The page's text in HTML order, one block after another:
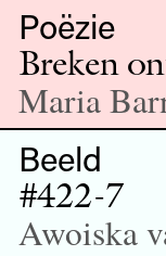
Poëzie
Breken
Maria
Beeld
#422-7
Awoiska